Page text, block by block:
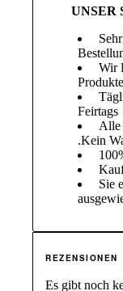
UNSER
Wir
Feirtags
Alle
.Kein
Sie
REZENSIONEN
Es gibt noch